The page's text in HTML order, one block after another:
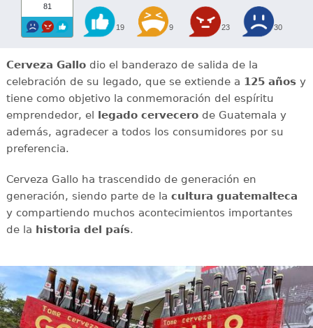
81
19 9 23 30
Cerveza Gallodio el banderazo de salida de la
celebración de su legado, que se extiende a 125 añosy
tiene como objetivo la conmemoración del espíritu
emprendedor, el legado cervecerode Guatemala y
además, agradecer a todos los consumidores por su
preferencia.
Cerveza Gallo ha trascendido de generación en
generación, siendo parte de la cultura guatemalteca
y compartiendo muchos acontecimientos importantes
de la historia del país.